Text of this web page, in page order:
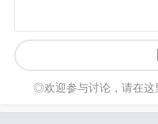
◎欢迎参与讨论，请在这